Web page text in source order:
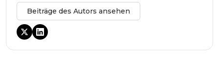
Beiträge des Autors ansehen